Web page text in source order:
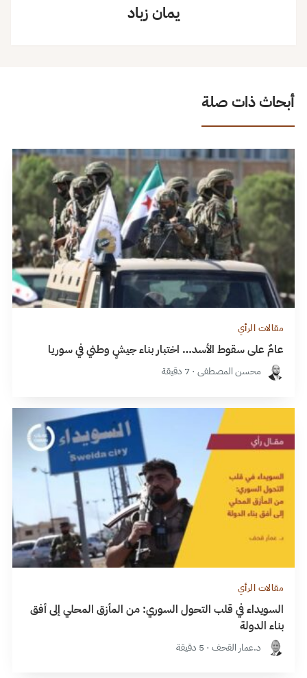
يمان زباد
أبحاث ذات صلة
مقالات الرأي
عامٌ على سقوط الأسد… اختبار بناء جيشٍ وطني في سوريا
محسن المصطفى · 7 دقيقة
مقالات الرأي
السويداء في قلب التحول السوري: من المأزق المحلي إلى أفق
بناء الدولة
د.عمار القحف · 5 دقيقة